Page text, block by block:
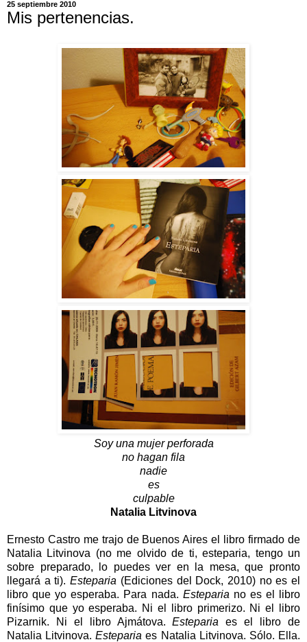
25 septiembre 2010
Mis pertenencias.
Soy una mujer perforada
no hagan fila
nadie
es
culpable
Natalia Litvinova
Ernesto Castro me trajo de Buenos Aires el libro firmado de
Natalia Litvinova (no me olvido de ti, esteparia, tengo un
sobre preparado, lo puedes ver en la mesa, que pronto
llegará a ti).Esteparia (Ediciones del Dock, 2010) no es el
libro que yo esperaba. Para nada. Esteparia no es el libro
finísimo que yo esperaba. Ni el libro primerizo. Ni el libro
Pizarnik. Ni el libro Ajmátova.Esteparia es el libro de
Natalia Litvinova.Esteparia es Natalia Litvinova. Sólo. Ella.